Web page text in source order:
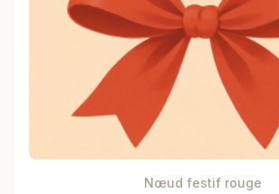
Nœud festif rouge